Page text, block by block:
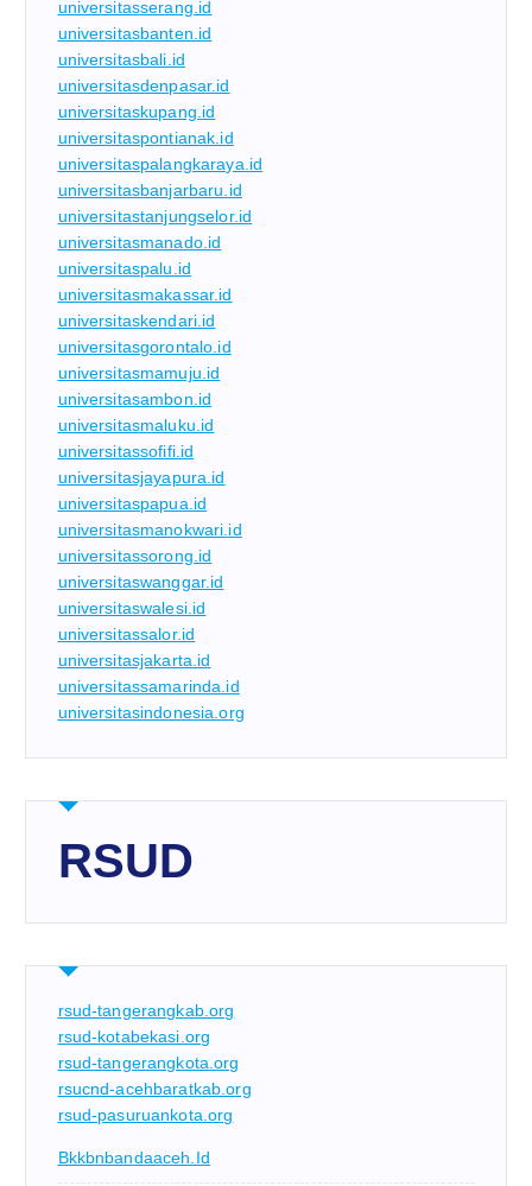
universitasserang.id
universitasbanten.id
universitasbali.id
universitasdenpasar.id
universitaskupang.id
universitaspontianak.id
universitaspalangkaraya.id
universitasbanjarbaru.id
universitastanjungselor.id
universitasmanado.id
universitaspalu.id
universitasmakassar.id
universitaskendari.id
universitasgorontalo.id
universitasmamuju.id
universitasambon.id
universitasmaluku.id
universitassofifi.id
universitasjayapura.id
universitaspapua.id
universitasmanokwari.id
universitassorong.id
universitaswanggar.id
universitaswalesi.id
universitassalor.id
universitasjakarta.id
universitassamarinda.id
universitasindonesia.org
RSUD
rsud-tangerangkab.org
rsud-kotabekasi.org
rsud-tangerangkota.org
rsucnd-acehbaratkab.org
rsud-pasuruankota.org
Bkkbnbandaaceh.id